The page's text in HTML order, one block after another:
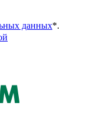
данных*.